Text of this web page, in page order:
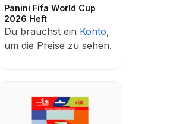
Panini Fifa World Cup
2026 Heft
Du brauchst ein Konto,
um die Preise zu sehen.